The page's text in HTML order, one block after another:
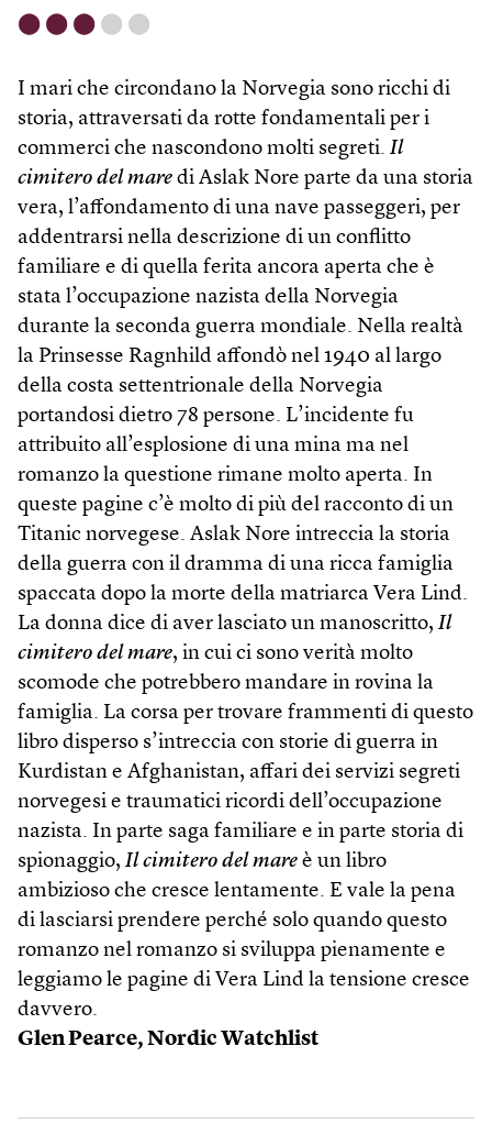
⬤ ⬤ ⬤ ⬤ ⬤
I mari che circondano la Norvegia sono ricchi di
storia, attraversati da rotte fondamentali per i
commerci che nascondono molti segreti. Il
cimitero del mare di Aslak Nore parte da una storia
vera, l’affondamento di una nave passeggeri, per
addentrarsi nella descrizione di un conflitto
familiare e di quella ferita ancora aperta che è
stata l’occupazione nazista della Norvegia
durante la seconda guerra mondiale. Nella realtà
la Prinsesse Ragnhild affondò nel 1940 al largo
della costa settentrionale della Norvegia
portandosi dietro 78 persone. L’incidente fu
attribuito all’esplosione di una mina ma nel
romanzo la questione rimane molto aperta. In
queste pagine c’è molto di più del racconto di un
Titanic norvegese. Aslak Nore intreccia la storia
della guerra con il dramma di una ricca famiglia
spaccata dopo la morte della matriarca Vera Lind.
La donna dice di aver lasciato un manoscritto, Il
cimitero del mare, in cui ci sono verità molto
scomode che potrebbero mandare in rovina la
famiglia. La corsa per trovare frammenti di questo
libro disperso s’intreccia con storie di guerra in
Kurdistan e Afghanistan, affari dei servizi segreti
norvegesi e traumatici ricordi dell’occupazione
nazista. In parte saga familiare e in parte storia di
spionaggio, Il cimitero del mare è un libro
ambizioso che cresce lentamente. E vale la pena
di lasciarsi prendere perché solo quando questo
romanzo nel romanzo si sviluppa pienamente e
leggiamo le pagine di Vera Lind la tensione cresce
davvero.
Glen Pearce, Nordic Watchlist